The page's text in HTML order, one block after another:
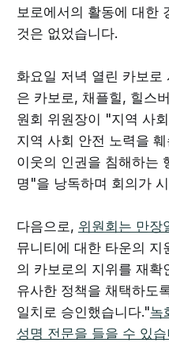
보로에서의 활동에 대한
것은 없었습니다.
화요일 저녁 열린 카보
은 카보로, 채플힐, 힐스
원회 위원장이 "지역 사
지역 사회 안전 노력을
이웃의 인권을 침해하는
명"을 낭독하며 회의가
다음으로, 위원회는 만장
뮤니티에 대한 타운의 지
의 카보로의 지위를 재확
유사한 정책을 채택하도
일치로 승인했습니다."녹
성명 전문을 들을 수 있습